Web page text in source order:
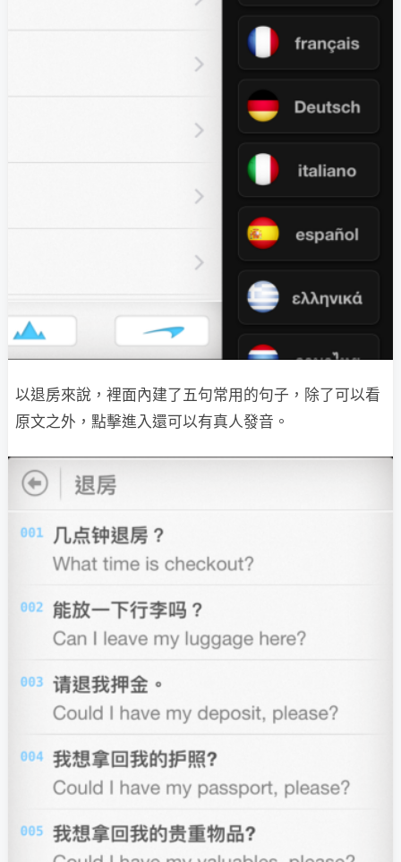
以退房來說，裡面內建了五句常用的句子，除了可以看
原文之外，點擊進入還可以有真人發音。